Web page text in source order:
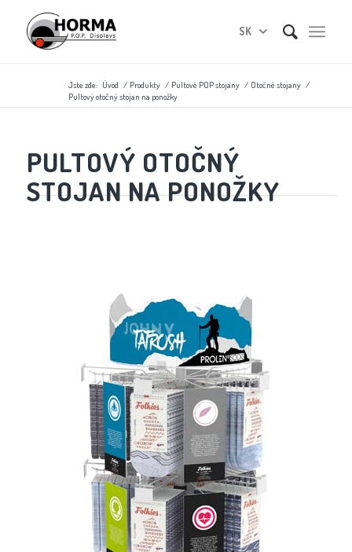
SK
Jste zde: Úvod / Produkty / Pultové POP stojany / Otočné stojany /
Pultový otočný stojan na ponožky
PULTOVÝ OTOČNÝ
STOJAN NA PONOŽKY